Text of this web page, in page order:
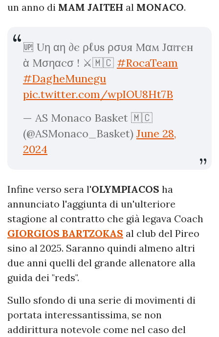
un anno di MAM JAITEH al MONACO.
🆙️ Uη αη ∂є ρℓυѕ ρσυя Mαм Jαιтєн
ὰ Mσηαcσ ! ⚔️🇲🇨 #RocaTeam
#DagheMunegu
pic.twitter.com/wpIOU8Ht7B
— AS Monaco Basket 🇲🇨
(@ASMonaco_Basket) June 28,
2024
Infine verso sera l'OLYMPIACOS ha
annunciato l'aggiunta di un'ulteriore
stagione al contratto che già legava Coach
GIORGIOS BARTZOKAS al club del Pireo
sino al 2025. Saranno quindi almeno altri
due anni quelli del grande allenatore alla
guida dei "reds".
Sullo sfondo di una serie di movimenti di
portata interessantissima, se non
addirittura notevole come nel caso del